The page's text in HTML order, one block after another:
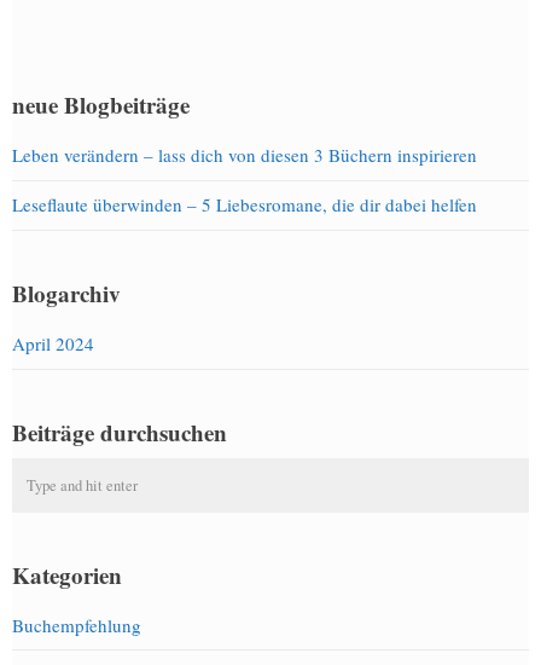
neue Blogbeiträge
Leben verändern – lass dich von diesen 3 Büchern inspirieren
Leseflaute überwinden – 5 Liebesromane, die dir dabei helfen
Blogarchiv
April 2024
Beiträge durchsuchen
Kategorien
Buchempfehlung